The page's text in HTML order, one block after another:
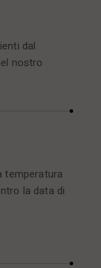
dal
nostro
temperatura
la data di